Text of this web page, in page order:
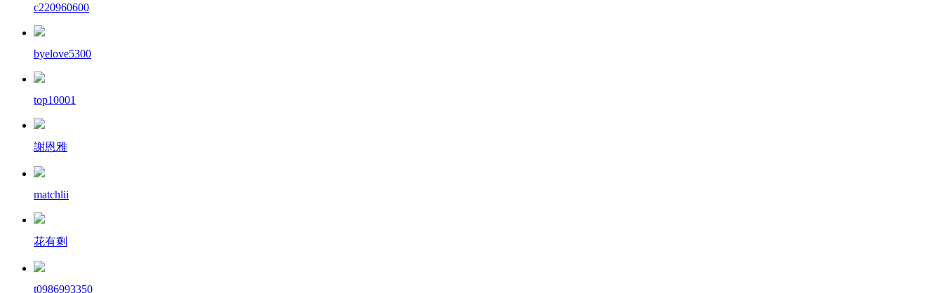
c220960600
byelove5300
top10001
謝恩雅
matchlii
花有剩
t0986993350